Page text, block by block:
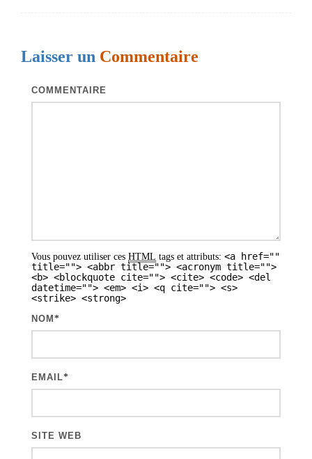
a
Laisser un Commentaire
COMMENTAIRE
Vous pouvez utiliser ces HTML tags et attributs: <a href=""
title=""> <abbr title=""> <acronym title="">
<b> <blockquote cite=""> <cite> <code> <del
datetime=""> <em> <i> <q cite=""> <s>
<strike> <strong>
NOM *
EMAIL*
SITE WEB